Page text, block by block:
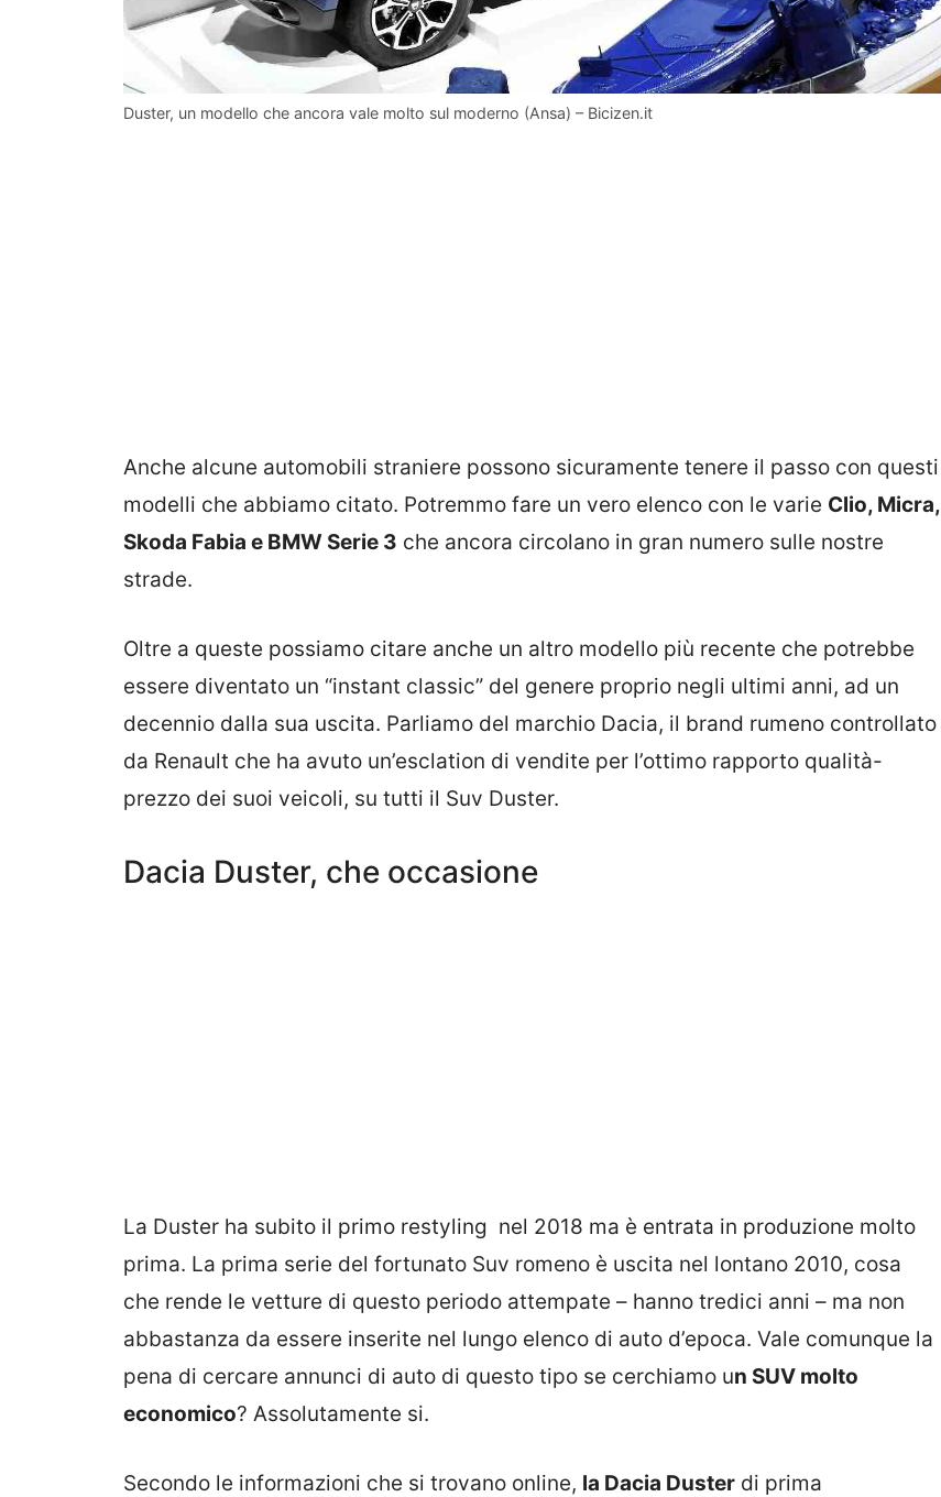
Duster, un modello che ancora vale molto sul moderno (Ansa) – Bicizen.it
Anche alcune automobili straniere possono sicuramente tenere il passo con questi
modelli che abbiamo citato. Potremmo fare un vero elenco con le varie Clio, Micra,
Skoda Fabia e BMW Serie 3 che ancora circolano in gran numero sulle nostre
strade.
Oltre a queste possiamo citare anche un altro modello più recente che potrebbe
essere diventato un “instant classic” del genere proprio negli ultimi anni, ad un
decennio dalla sua uscita. Parliamo del marchio Dacia, il brand rumeno controllato
da Renault che ha avuto un’esclation di vendite per l’ottimo rapporto qualità-
prezzo dei suoi veicoli, su tutti il Suv Duster.
Dacia Duster, che occasione
La Duster ha subito il primo restyling nel 2018 ma è entrata in produzione molto
prima. La prima serie del fortunato Suv romeno è uscita nel lontano 2010, cosa
che rende le vetture di questo periodo attempate – hanno tredici anni – ma non
abbastanza da essere inserite nel lungo elenco di auto d’epoca. Vale comunque la
pena di cercare annunci di auto di questo tipo se cerchiamo un SUV molto
economico? Assolutamente si.
Secondo le informazioni che si trovano online, la Dacia Duster di prima